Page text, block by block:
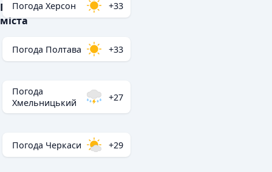
Популярні
міста
Погода Херсон +33
Погода Полтава +33
Погода
Хмельницький
+27
Погода Черкаси +29